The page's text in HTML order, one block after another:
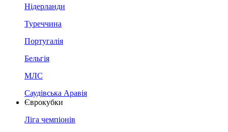
Нідерланди
Туреччина
Португалія
Бельгія
МЛС
Саудівська Аравія
Єврокубки
Ліга чемпіонів